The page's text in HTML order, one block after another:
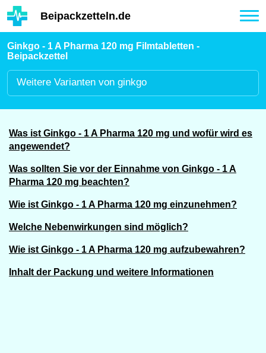
Hauptinhalt
Beipackzetteln.de
Ginkgo - 1 A Pharma 120 mg Filmtabletten -
Beipackzettel
Weitere Varianten von ginkgo
Was ist Ginkgo - 1 A Pharma 120 mg und wofür wird es
angewendet?
Was sollten Sie vor der Einnahme von Ginkgo - 1 A
Pharma 120 mg beachten?
Wie ist Ginkgo - 1 A Pharma 120 mg einzunehmen?
Welche Nebenwirkungen sind möglich?
Wie ist Ginkgo - 1 A Pharma 120 mg aufzubewahren?
Inhalt der Packung und weitere Informationen